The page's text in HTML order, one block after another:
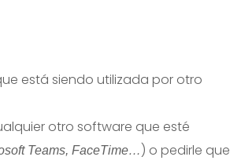
está siendo utilizada por otro
otro software que esté
Teams, FaceTime…) o pedirle que